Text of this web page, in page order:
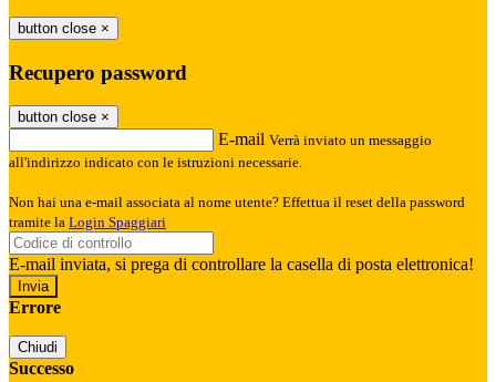
button close ×
Recupero password
button close ×
E-mail Verrà inviato un messaggio
all'indirizzo indicato con le istruzioni necessarie.
Non hai una e-mail associata al nome utente? Effettua il reset della password
tramite la Login Spaggiari
E-mail inviata, si prega di controllare la casella di posta elettronica!
Errore
Chiudi
Successo